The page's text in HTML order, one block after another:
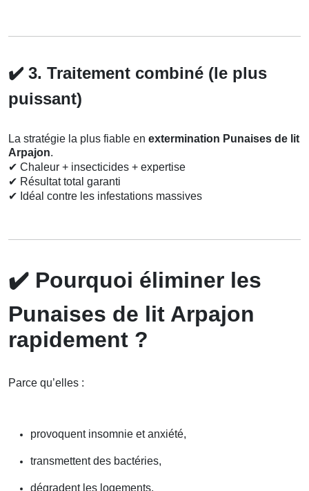
✔️ 3. Traitement combiné (le plus
puissant)
La stratégie la plus fiable en extermination Punaises de lit
Arpajon.
✔ Chaleur + insecticides + expertise
✔ Résultat total garanti
✔ Idéal contre les infestations massives
✔️ Pourquoi éliminer les
Punaises de lit Arpajon
rapidement ?
Parce qu’elles :
provoquent insomnie et anxiété,
transmettent des bactéries,
dégradent les logements,